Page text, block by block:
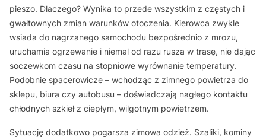
pieszo. Dlaczego? Wynika to przede wszystkim z częstych i
gwałtownych zmian warunków otoczenia. Kierowca zwykle
wsiada do nagrzanego samochodu bezpośrednio z mrozu,
uruchamia ogrzewanie i niemal od razu rusza w trasę, nie dając
soczewkom czasu na stopniowe wyrównanie temperatury.
Podobnie spacerowicze – wchodząc z zimnego powietrza do
sklepu, biura czy autobusu – doświadczają nagłego kontaktu
chłodnych szkieł z ciepłym, wilgotnym powietrzem.
Sytuację dodatkowo pogarsza zimowa odzież. Szaliki, kominy